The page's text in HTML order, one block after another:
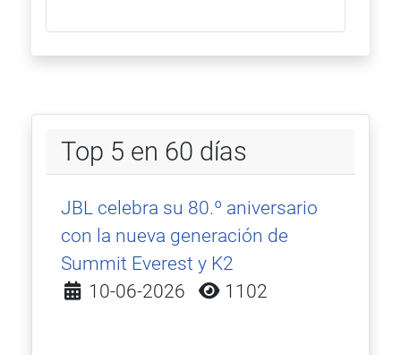
Top 5 en 60 días
JBL celebra su 80.º aniversario
con la nueva generación de
Summit Everest y K2
Detalles
10-06-2026 1102